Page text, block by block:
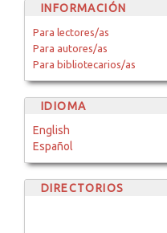
INFORMACIÓN
Para lectores/as
Para autores/as
Para bibliotecarios/as
IDIOMA
English
Español
DIRECTORIOS